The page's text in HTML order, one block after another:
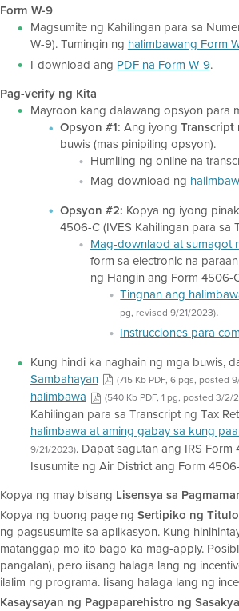
Form W-9
Magsumite ng Kahilingan para sa
W-9). Tumingin ng halimbawang Form
I-download ang PDF na Form W-9.
Pag-verify ng Kita
Mayroon kang dalawang opsyon para
Opsyon #1: Ang iyongTranscript
buwis (mas pinipiling opsyon).
Humiling ng online na
Mag-download ng
Opsyon #2: Kopya ng iyong
4506-C (IVES Kahilingan para sa
Mag-downlaod at sumagot
form sa electronic na
ng Hangin ang Form 4506-
Tingnan ang
pg, revised 9/21/2023).
Instrucciones para
Kung hindi ka naghain ng mga buwis,
Sambahayan
(715 Kb PDF, 6 pgs, posted
halimbawa
(540 Kb PDF, 1 pg, posted 3/2/
Kahilingan para sa Transcript ng Tax
halimbawa at aming gabay sa kung
9/21/2023). Dapat sagutan ang IRS
Isusumite ng Air District ang Form
Kopya ng may bisang Lisensya sa
Kopya ng buong page ngSertipiko ng
ng pagsusumite sa aplikasyon. Kung
matanggap mo ito bago ka mag-apply.
pangalan), pero iisang halaga lang ng
ilalim ng programa. Iisang halaga lang ng
Kasaysayan ng Pagpaparehistro ng